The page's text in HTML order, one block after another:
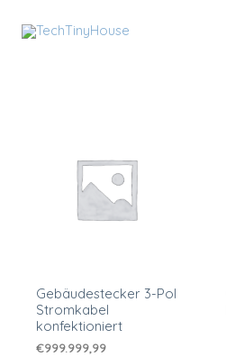
Inhalt
Gebäudestecker 3-Pol
Stromkabel
konfektioniert
€999.999,99